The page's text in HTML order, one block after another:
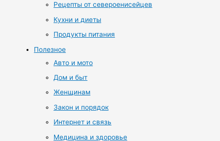
Рецепты от североенисейцев
Кухни и диеты
Продукты питания
Полезное
Авто и мото
Дом и быт
Женщинам
Закон и порядок
Интернет и связь
Медицина и здоровье